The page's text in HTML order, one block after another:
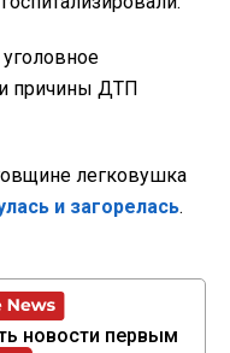
и причины ДТП
легковушка
и загорелась.
новости первым